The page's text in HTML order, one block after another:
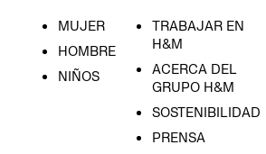
MUJER
HOMBRE
NIÑOS
TRABAJAR EN
H&M
ACERCA DEL
GRUPO H&M
SOSTENIBILIDAD
PRENSA